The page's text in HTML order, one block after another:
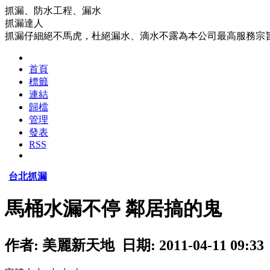
抓漏、防水工程、漏水
抓漏達人
抓漏仔細絕不馬虎，杜絕漏水、滴水不露為本公司最高服務宗
首頁
標籤
連結
歸檔
管理
發表
RSS
台北抓漏
馬桶水漏不停 鄰居搞的鬼
作者: 美麗新天地 日期: 2011-04-11 09:33